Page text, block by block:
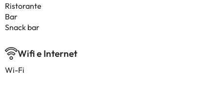
Ristorante
Bar
Snack bar
Wifi e Internet
Wi-Fi